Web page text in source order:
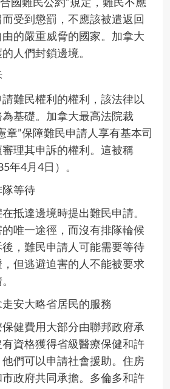
受到懲罰，不應該被遣返回
的嚴重威脅的國家。加拿大
人們封鎖邊境。
難民權利的權利，該法律以
基礎。加拿大最高法院裁
章”保障難民申請人享有基本司
理其申訴的權利。這被稱
年4月4日）。
等待
抵達邊境時提出難民申請。
唯一途徑，而沒有排隊輪候
，難民申請人可能需要等待
但逃避迫害的人不能被要求
安大略省居民的服務
健費用大部分由聯邦政府承
資格獲得省級醫療保健和許
們可以申請社會援助。住房
政府共同承擔。多倫多和許